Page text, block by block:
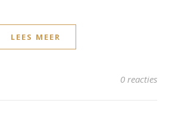
LEES MEER
0 reacties